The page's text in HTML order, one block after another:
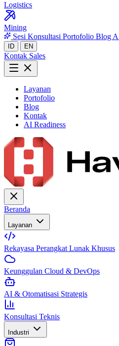
Logistics
Mining
Sesi Konsultasi Portofolio Blog
ID EN
Kontak Sales
Layanan
Portofolio
Blog
Kontak
AI Readiness
Beranda
Layanan
Rekayasa Perangkat Lunak Khusus
Keunggulan Cloud & DevOps
AI & Otomatisasi Strategis
Konsultasi Teknis
Industri